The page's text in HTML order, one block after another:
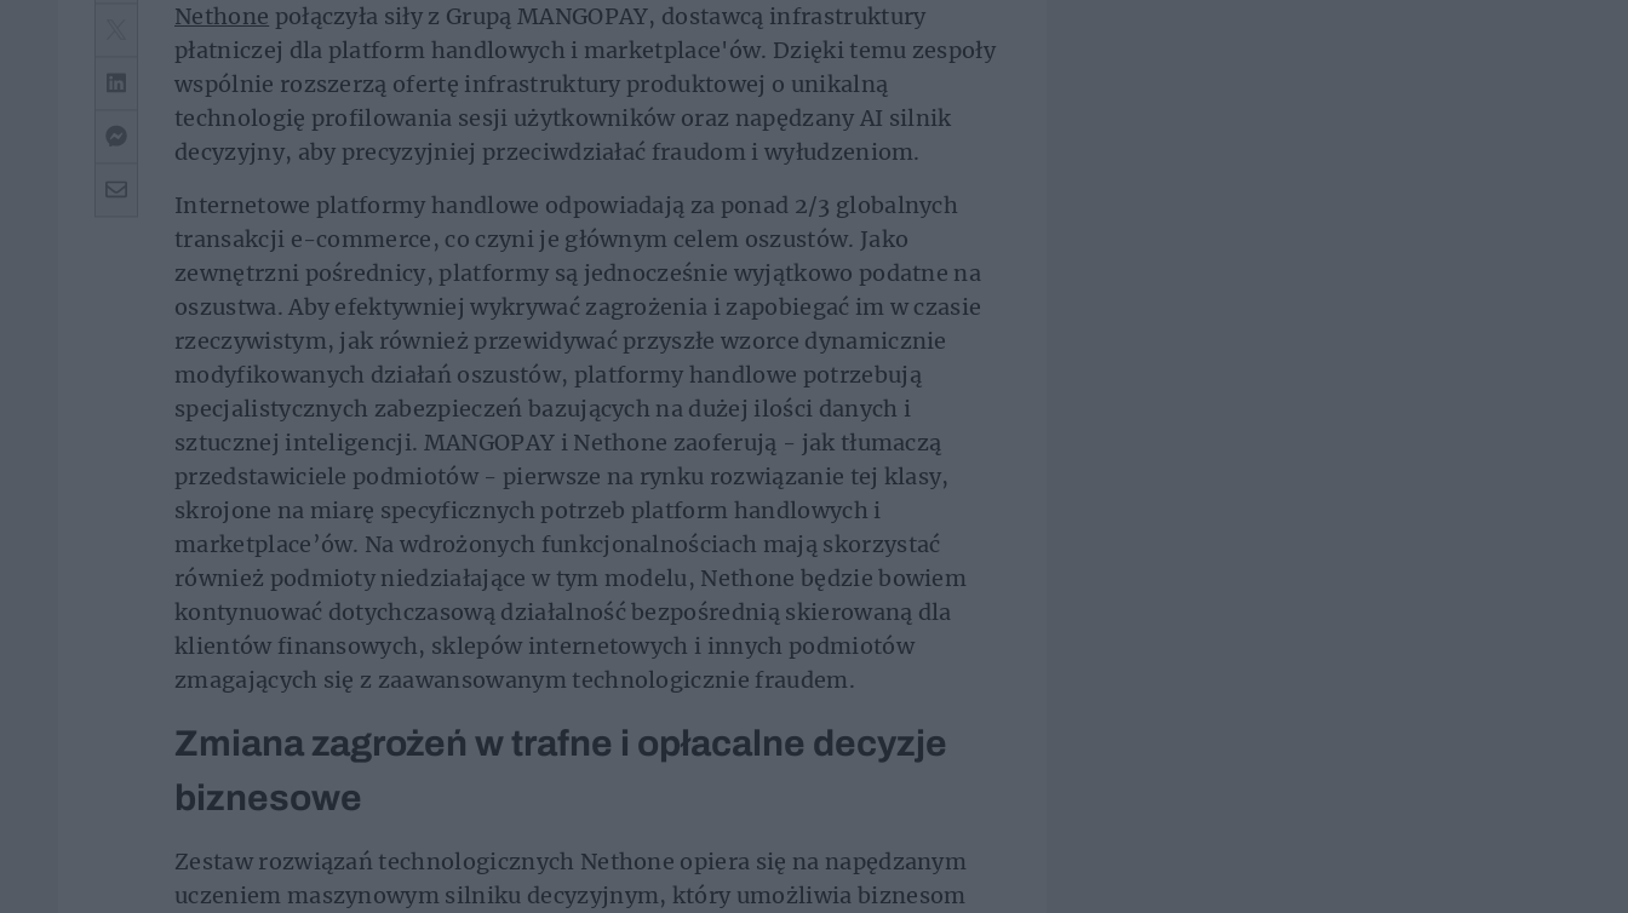
Nethone połączyła siły z Grupą MANGOPAY, dostawcą infrastruktury
płatniczej dla platform handlowych i marketplace'ów. Dzięki temu zespoły
wspólnie rozszerzą ofertę infrastruktury produktowej o unikalną
technologię profilowania sesji użytkowników oraz napędzany AI silnik
decyzyjny, aby precyzyjniej przeciwdziałać fraudom i wyłudzeniom.
Internetowe platformy handlowe odpowiadają za ponad 2/3 globalnych
transakcji e-commerce, co czyni je głównym celem oszustów. Jako
zewnętrzni pośrednicy, platformy są jednocześnie wyjątkowo podatne na
oszustwa. Aby efektywniej wykrywać zagrożenia i zapobiegać im w czasie
rzeczywistym, jak również przewidywać przyszłe wzorce dynamicznie
modyfikowanych działań oszustów, platformy handlowe potrzebują
specjalistycznych zabezpieczeń bazujących na dużej ilości danych i
sztucznej inteligencji. MANGOPAY i Nethone zaoferują - jak tłumaczą
przedstawiciele podmiotów - pierwsze na rynku rozwiązanie tej klasy,
skrojone na miarę specyficznych potrzeb platform handlowych i
marketplace’ów. Na wdrożonych funkcjonalnościach mają skorzystać
również podmioty niedziałające w tym modelu, Nethone będzie bowiem
kontynuować dotychczasową działalność bezpośrednią skierowaną dla
klientów finansowych, sklepów internetowych i innych podmiotów
zmagających się z zaawansowanym technologicznie fraudem.
Zmiana zagrożeń w trafne i opłacalne decyzje
biznesowe
Zestaw rozwiązań technologicznych Nethone opiera się na napędzanym
uczeniem maszynowym silniku decyzyjnym, który umożliwia biznesom